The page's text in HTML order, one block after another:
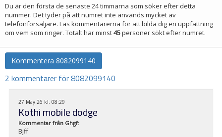
Du är den första de senaste 24 timmarna som söker efter detta
nummer. Det tyder på att numret inte används mycket av
telefonförsäljare. Läs kommentarerna för att bilda dig en uppfattning
om vem som ringer. Totalt har minst45personer sökt efter numret.
Kommentera 8082099140
2 kommentarer för 8082099140
27 May 26 kl. 08:29
Kothi mobile dodge
Kommentar från Ghgf:
Bjff